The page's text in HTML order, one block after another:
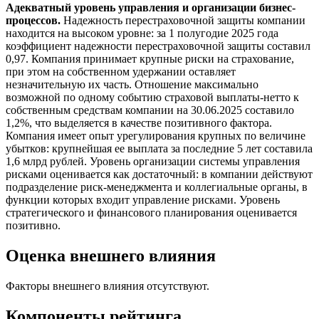
Адекватный уровень управления и организации бизнес-
процессов. Надежность перестраховочной защиты компании
находится на высоком уровне: за 1 полугодие 2025 года
коэффициент надежности перестраховочной защиты составил
0,97. Компания принимает крупные риски на страхование,
при этом на собственном удержании оставляет
незначительную их часть. Отношение максимально
возможной по одному событию страховой выплаты-нетто к
собственным средствам компании на 30.06.2025 составило
1,2%, что выделяется в качестве позитивного фактора.
Компания имеет опыт урегулирования крупных по величине
убытков: крупнейшая ее выплата за последние 5 лет составила
1,6 млрд рублей. Уровень организации системы управления
рисками оценивается как достаточный: в компании действуют
подразделение риск-менеджмента и коллегиальные органы, в
функции которых входит управление рисками. Уровень
стратегического и финансового планирования оценивается
позитивно.
Оценка внешнего влияния
Факторы внешнего влияния отсутствуют.